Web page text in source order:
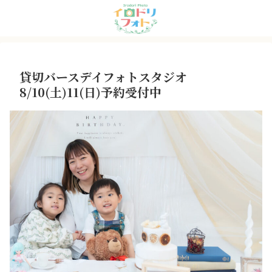
貸切バースデイフォトスタジオ
8/10(土)11(日)予約受付中